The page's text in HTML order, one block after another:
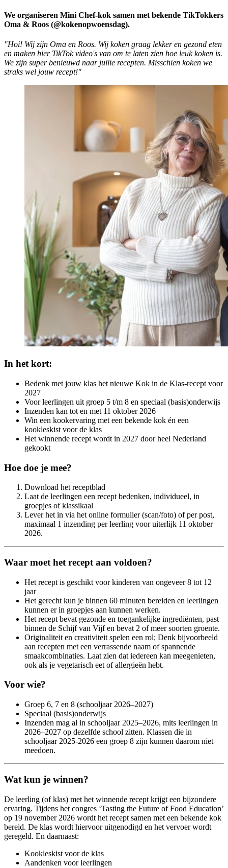
We organiseren Mini Chef-kok samen met bekende TikTokkers
Oma & Roos (@kokenopwoensdag).
"Hoi! Wij zijn Oma en Roos. Wij koken graag lekker en gezond eten
en maken hier TikTok video's van om te laten zien hoe leuk koken is.
We zijn super benieuwd naar jullie recepten. Misschien koken we
straks wel jouw recept!"
In het kort:
Bedenk met jouw klas het nieuwe Kok in de Klas-recept voor
2027
Voor leerlingen uit groep 5 t/m 8 en speciaal (basis)onderwijs
Inzenden kan tot en met 11 oktober 2026
Win een kookervaring met een bekende kok én een
kookleskist voor de klas
Het winnende recept wordt in 2027 door heel Nederland
gekookt
Hoe doe je mee?
Download het receptblad
Laat de leerlingen een recept bedenken, individueel, in
groepjes of klassikaal
Lever het in via het online formulier (scan/foto) of per post,
maximaal 1 inzending per leerling voor uiterlijk 11 oktober
2026.
Waar moet het recept aan voldoen?
Het recept is geschikt voor kinderen van ongeveer 8 tot 12
jaar
Het gerecht kun je binnen 60 minuten bereiden en leerlingen
kunnen er in groepjes aan kunnen werken.
Het recept bevat gezonde en toegankelijke ingrediënten, past
binnen de Schijf van Vijf en bevat 2 of meer soorten groente.
Originaliteit en creativiteit spelen een rol; Denk bijvoorbeeld
aan recepten met een verrassende naam of spannende
smaakcombinaties. Laat zien dat iedereen kan meegenieten,
ook als je vegetarisch eet of allergieën hebt.
Voor wie?
Groep 6, 7 en 8 (schooljaar 2026–2027)
Speciaal (basis)onderwijs
Inzenden mag al in schooljaar 2025–2026, mits leerlingen in
2026–2027 op dezelfde school zitten. Klassen die in
schooljaar 2025-2026 een groep 8 zijn kunnen daarom niet
meedoen.
Wat kun je winnen?
De leerling (of klas) met het winnende recept krijgt een bijzondere
ervaring. Tijdens het congres ‘Tasting the Future of Food Education’
op 19 november 2026 wordt het recept samen met een bekende kok
bereid. De klas wordt hiervoor uitgenodigd en het vervoer wordt
geregeld. En daarnaast:
Kookleskist voor de klas
Aandenken voor leerlingen